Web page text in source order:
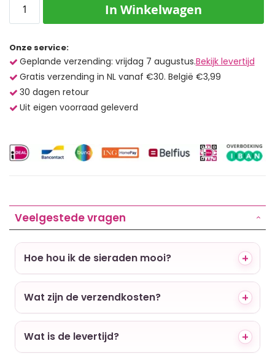
In Winkelwagen
Onze service:
Geplande verzending: vrijdag 7 augustus.Bekijk levertijd
Gratis verzending in NL vanaf €30. België €3,99
30 dagen retour
Uit eigen voorraad geleverd
Veelgestede vragen
Hoe hou ik de sieraden mooi?
Wat zijn de verzendkosten?
Wat is de levertijd?